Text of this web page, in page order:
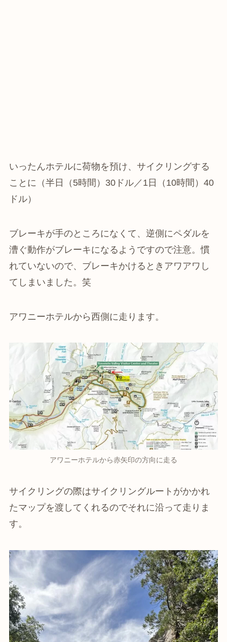
いったんホテルに荷物を預け、サイクリングする
ことに（半日（5時間）30ドル／1日（10時間）40
ドル）
ブレーキが手のところになくて、逆側にペダルを
漕ぐ動作がブレーキになるようですので注意。慣
れていないので、ブレーキかけるときアワアワし
てしまいました。笑
アワニーホテルから西側に走ります。
アワニーホテルから赤矢印の方向に走る
サイクリングの際はサイクリングルートがかかれ
たマップを渡してくれるのでそれに沿って走りま
す。